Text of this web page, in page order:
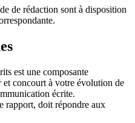
de rédaction sont à disposition
est une composante
concourt à votre évolution de
écrite.
rapport, doit répondre aux